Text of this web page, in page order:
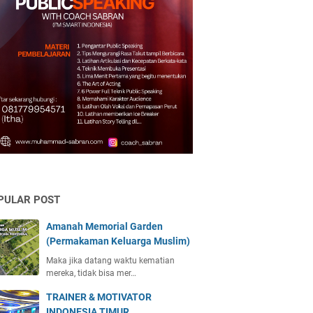
POST
Amanah Memorial Garden
(Permakaman Keluarga Muslim)
Maka jika datang waktu kematian
mereka, tidak bisa mer…
TRAINER & MOTIVATOR